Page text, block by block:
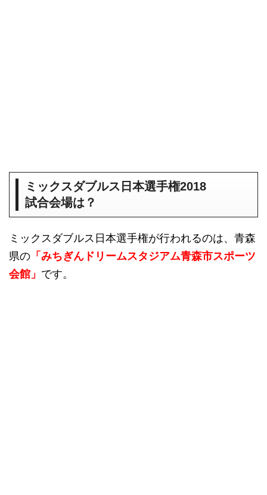
ミックスダブルス日本選手権2018
試合会場は？
ミックスダブルス日本選手権が行われるのは、青森
県の 「みちぎんドリームスタジアム青森市スポーツ
会館」 です。